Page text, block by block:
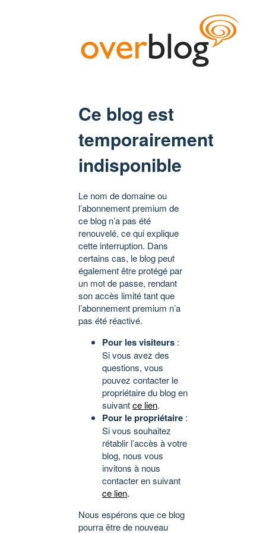
Ce blog est
temporairement
indisponible
Le nom de domaine ou
l’abonnement premium de
ce blog n’a pas été
renouvelé, ce qui explique
cette interruption. Dans
certains cas, le blog peut
également être protégé par
un mot de passe, rendant
son accès limité tant que
l’abonnement premium n’a
pas été réactivé.
Pour les visiteurs :
Si vous avez des
questions, vous
pouvez contacter le
propriétaire du blog en
suivantce lien.
Pour le propriétaire :
Si vous souhaitez
rétablir l’accès à votre
blog, nous vous
invitons à nous
contacter en suivant
ce lien.
Nous espérons que ce blog
pourra être de nouveau